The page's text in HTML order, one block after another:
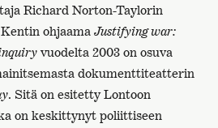
Richard Norton-Taylorin
ohjaama Justifying war:
vuodelta 2003 on osuva
dokumenttiteatterin
. Sitä on esitetty Lontoon
on keskittynyt poliittiseen